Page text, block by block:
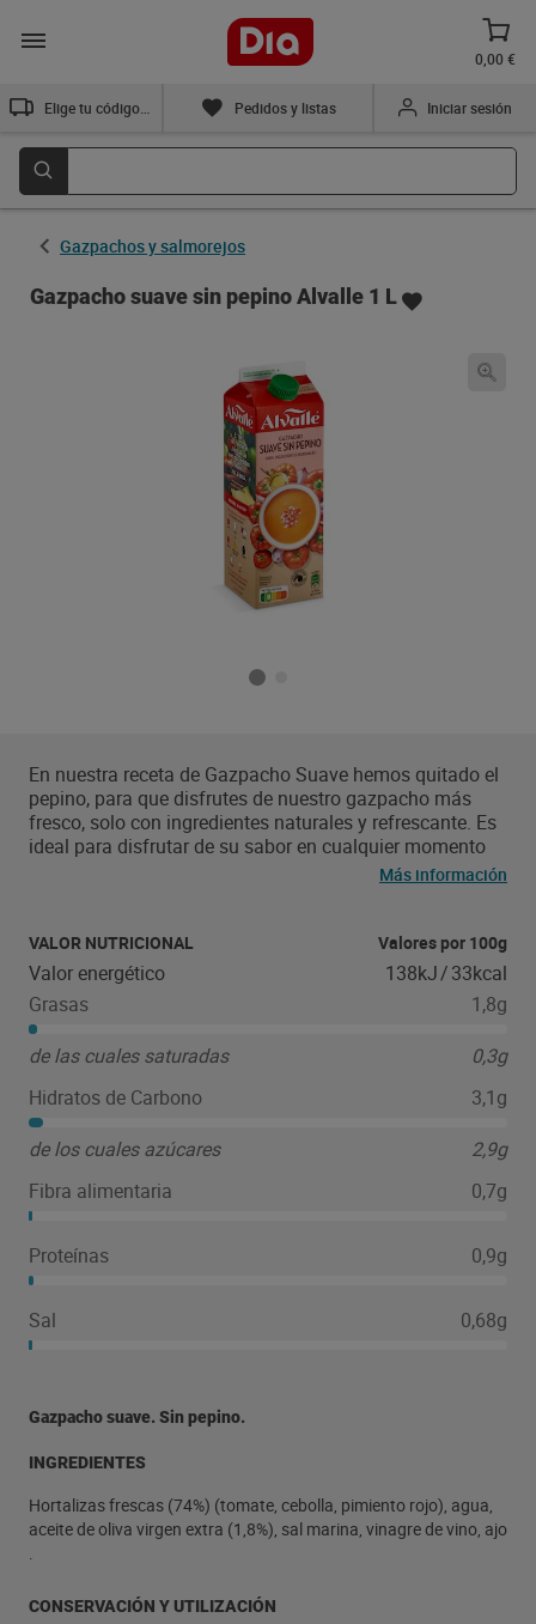
0,00 €
Pedidos y listas Iniciar sesión
Gazpachos y salmorejos
Gazpacho suave sin pepino Alvalle 1 L
En nuestra receta de Gazpacho Suave hemos quitado el
pepino, para que disfrutes de nuestro gazpacho más
fresco, solo con ingredientes naturales y refrescante. Es
ideal para disfrutar de su sabor en cualquier momento
Más información
VALOR NUTRICIONAL Valores por 100g
Valor energético 138kJ/33kcal
Grasas
1,8g
de las cuales saturadas
0,3g
Hidratos de Carbono
3,1g
de los cuales azúcares
2,9g
Fibra alimentaria
0,7g
Proteínas 0,9g
Sal 0,68g
Gazpacho suave. Sin pepino.
INGREDIENTES
Hortalizas frescas (74%) (tomate, cebolla, pimiento rojo), agua,
aceite de oliva virgen extra (1,8%), sal marina, vinagre de vino, ajo
.
CONSERVACIÓN Y UTILIZACIÓN